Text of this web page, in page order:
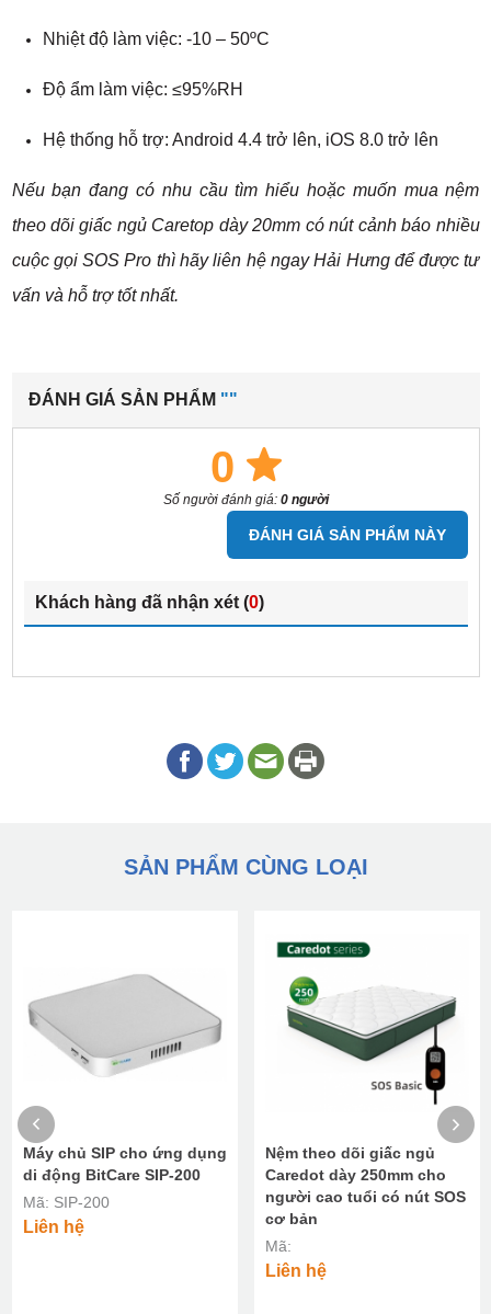
Nhiệt độ làm việc: -10 – 50ºC
Độ ẩm làm việc: ≤95%RH
Hệ thống hỗ trợ: Android 4.4 trở lên, iOS 8.0 trở lên
Nếu bạn đang có nhu cầu tìm hiểu hoặc muốn mua nệm
theo dõi giấc ngủ Caretop dày 20mm có nút cảnh báo nhiều
cuộc gọi SOS Pro thì hãy liên hệ ngay Hải Hưng để được tư
vấn và hỗ trợ tốt nhất.
ĐÁNH GIÁ SẢN PHẨM ""
0
Số người đánh giá: 0 người
ĐÁNH GIÁ SẢN PHẨM NÀY
Khách hàng đã nhận xét (0)
SẢN PHẨM CÙNG LOẠI
Máy chủ SIP cho ứng dụng
di động BitCare SIP-200
Mã: SIP-200
Liên hệ
Nệm theo dõi giấc ngủ
Caredot dày 250mm cho
người cao tuổi có nút SOS
cơ bản
Mã:
Liên hệ